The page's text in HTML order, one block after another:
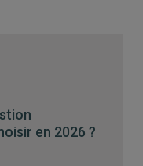
en 2026 ?